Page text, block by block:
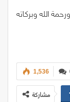
1,536
مشاركة